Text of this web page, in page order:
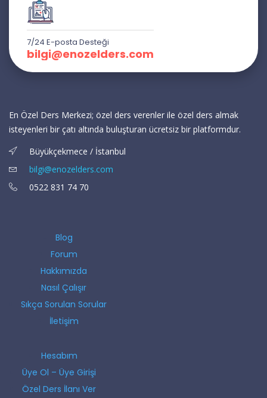
7/24 E-posta Desteği
bilgi@enozelders.com
En Özel Ders Merkezi; özel ders verenler ile özel ders almak
isteyenleri bir çatı altında buluşturan ücretsiz bir platformdur.
Büyükçekmece / İstanbul
bilgi@enozelders.com
0522 831 74 70
Blog
Forum
Hakkımızda
Nasıl Çalışır
Sıkça Sorulan Sorular
İletişim
Hesabım
Üye Ol – Üye Girişi
Özel Ders İlanı Ver